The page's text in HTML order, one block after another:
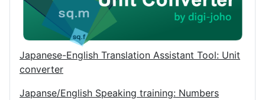
Japanese-English Translation Assistant Tool: Unit
converter
Japanse/English Speaking training: Numbers